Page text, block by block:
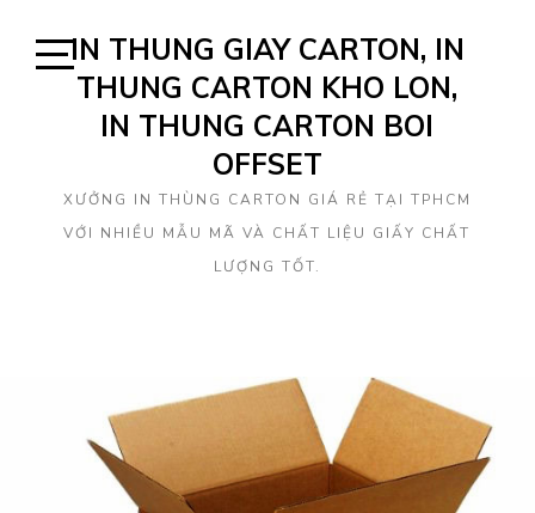
Open
Sidebar
IN THUNG GIAY CARTON, IN
THUNG CARTON KHO LON,
IN THUNG CARTON BOI
OFFSET
XƯỞNG IN THÙNG CARTON GIÁ RẺ TẠI TPHCM
VỚI NHIỀU MẪU MÃ VÀ CHẤT LIỆU GIẤY CHẤT
LƯỢNG TỐT.